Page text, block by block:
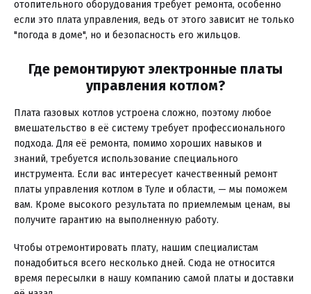
отопительного оборудования требует ремонта, особенно
если это плата управления, ведь от этого зависит не только
"погода в доме", но и безопасность его жильцов.
Где ремонтируют электронные платы
управления котлом?
Плата газовых котлов устроена сложно, поэтому любое
вмешательство в её систему требует профессионального
подхода. Для её ремонта, помимо хороших навыков и
знаний, требуется использование специального
инструмента. Если вас интересует качественный ремонт
платы управления котлом в Туле и области, — мы поможем
вам. Кроме высокого результата по приемлемым ценам, вы
получите гарантию на выполненную работу.
Чтобы отремонтировать плату, нашим специалистам
понадобиться всего несколько дней. Сюда не относится
время пересылки в нашу компанию самой платы и доставки